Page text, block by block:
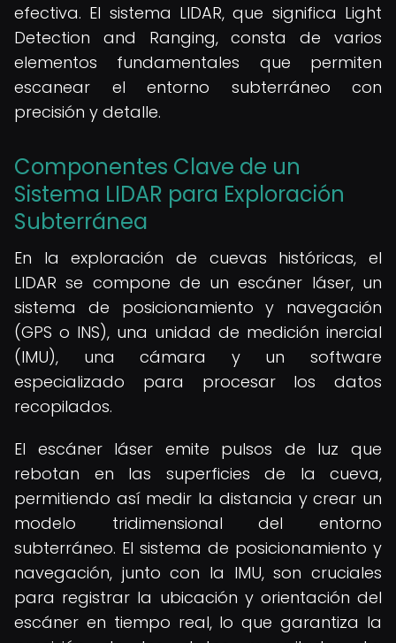
efectiva. El sistema LIDAR, que significa Light
Detection and Ranging, consta de varios
elementos fundamentales que permiten
escanear el entorno subterráneo con
precisión y detalle.
Componentes Clave de un
Sistema LIDAR para Exploración
Subterránea
En la exploración de cuevas históricas, el
LIDAR se compone de un escáner láser, un
sistema de posicionamiento y navegación
(GPS o INS), una unidad de medición inercial
(IMU), una cámara y un software
especializado para procesar los datos
recopilados.
El escáner láser emite pulsos de luz que
rebotan en las superficies de la cueva,
permitiendo así medir la distancia y crear un
modelo tridimensional del entorno
subterráneo. El sistema de posicionamiento y
navegación, junto con la IMU, son cruciales
para registrar la ubicación y orientación del
escáner en tiempo real, lo que garantiza la